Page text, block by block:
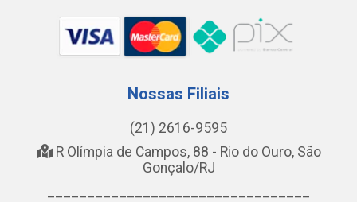
Nossas Filiais
(21) 2616-9595
R Olímpia de Campos, 88 - Rio do Ouro, São
Gonçalo/RJ